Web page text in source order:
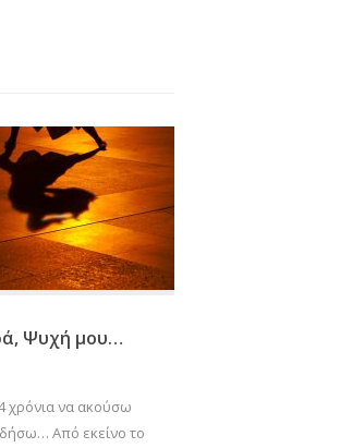
Ψυχή μου…
χρόνια να ακούσω
Από εκείνο το